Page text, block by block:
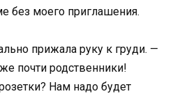
моего приглашения.
прижала руку к груди. —
почти родственники!
Нам надо будет